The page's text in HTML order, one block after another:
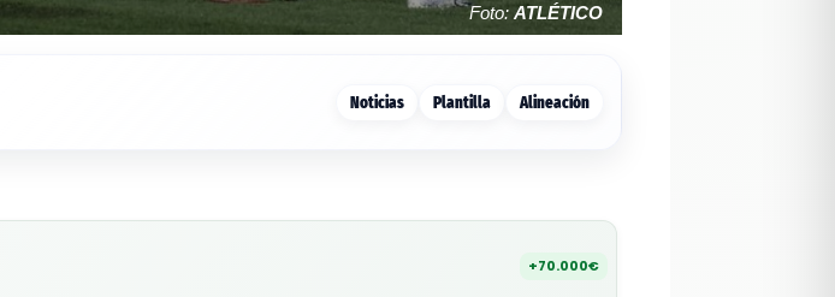
Foto: ATLÉTICO
Noticias Plantilla Alineación
+70.000€